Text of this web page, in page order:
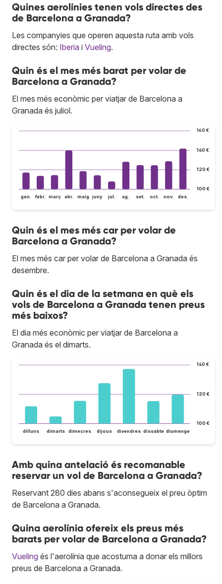
Quines aerolínies tenen vols directes des
de Barcelona a Granada?
Les companyies que operen aquesta ruta amb vols
directes són: Iberia i Vueling.
Quin és el mes més barat per volar de
Barcelona a Granada?
El mes més econòmic per viatjar de Barcelona a
Granada és juliol.
100 €
120 €
140 €
160 €
gen. febr. març abr. maig juny jul. ag. set. oct. nov. des.
Quin és el mes més car per volar de
Barcelona a Granada?
El mes més car per volar de Barcelona a Granada és
desembre.
Quin és el dia de la setmana en què els
vols de Barcelona a Granada tenen preus
més baixos?
El dia més econòmic per viatjar de Barcelona a
Granada és el dimarts.
100 €
120 €
140 €
dilluns dimarts dimecres dijous divendres dissabte diumenge
Amb quina antelació és recomanable
reservar un vol de Barcelona a Granada?
Reservant 280 dies abans s'aconsegueix el preu òptim
de Barcelona a Granada.
Quina aerolínia ofereix els preus més
barats per volar de Barcelona a Granada?
Vueling és l'aerolínia que acostuma a donar els millors
preus de Barcelona a Granada.